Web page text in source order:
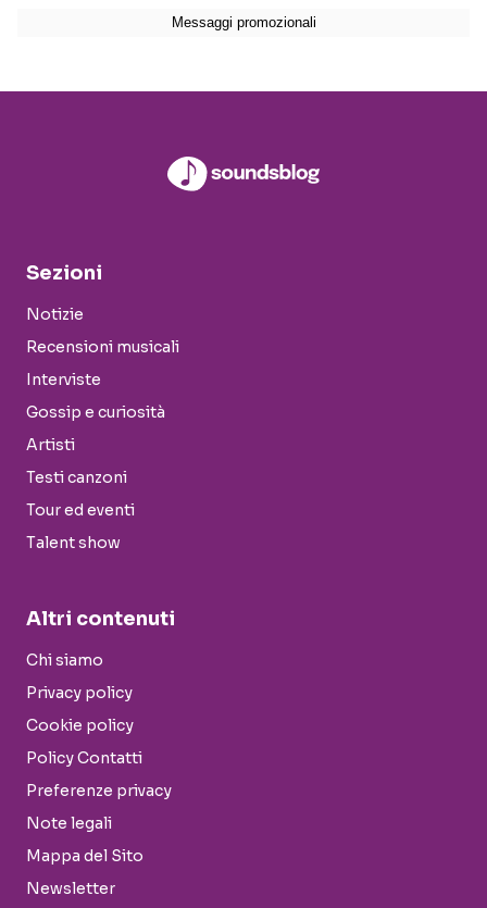
Sezioni
Notizie
Recensioni musicali
Interviste
Gossip e curiosità
Artisti
Testi canzoni
Tour ed eventi
Talent show
Altri contenuti
Chi siamo
Privacy policy
Cookie policy
Policy Contatti
Preferenze privacy
Note legali
Mappa del Sito
Newsletter